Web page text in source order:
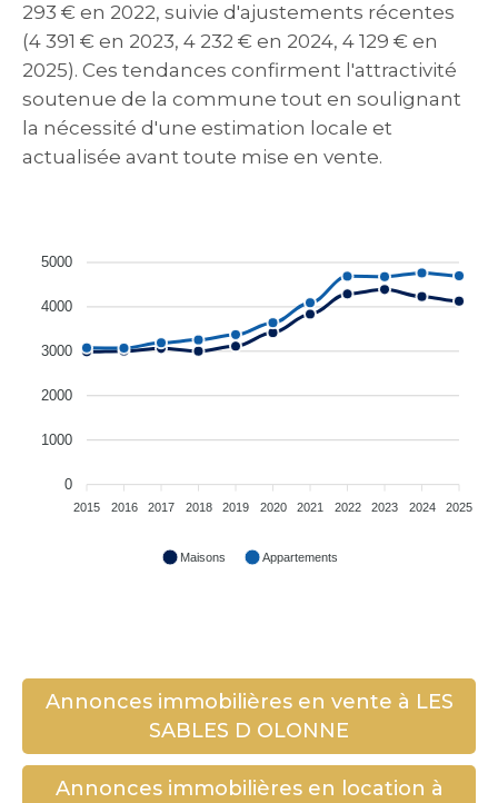
293 € en 2022, suivie d'ajustements récentes
(4 391 € en 2023, 4 232 € en 2024, 4 129 € en
2025). Ces tendances confirment l'attractivité
soutenue de la commune tout en soulignant
la nécessité d'une estimation locale et
actualisée avant toute mise en vente.
5000
4000
3000
2000
1000
0
2015 2016 2017 2018 2019 2020 2021 2022 2023 2024 2025
Maisons Appartements
Annonces immobilières en vente à LES
SABLES D OLONNE
Annonces immobilières en location à